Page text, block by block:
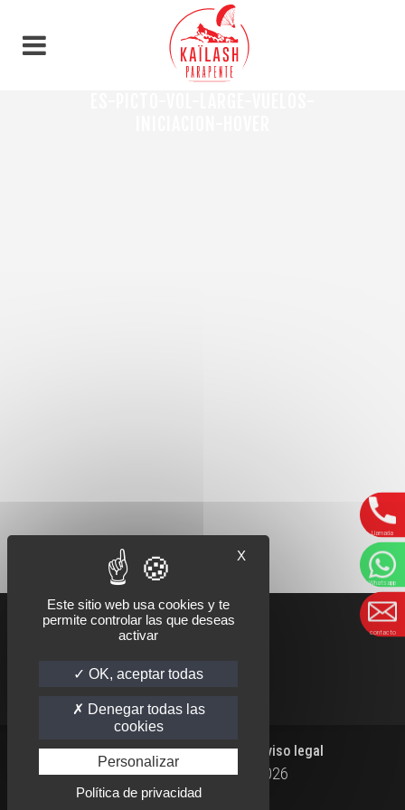
Página Principal|Contacto Aviso legal
Kaïlash Parapente Ⓒ 2026
WHATSAPP
FACEBOOK
Llamada
Whatsapp
contacto
Panel de gestión de cookies
X
Este sitio web usa cookies y te
permite controlar las que deseas
activar
OK, aceptar todas
Denegar todas las
cookies
Personalizar
Política de privacidad